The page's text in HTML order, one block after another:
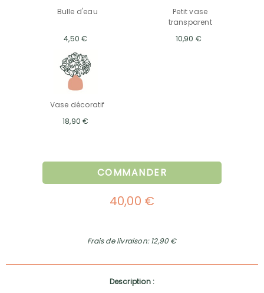
Bulle d'eau
4,50 €
Petit vase
transparent
10,90 €
Vase décoratif
18,90 €
COMMANDER
40,00 €
Frais de livraison: 12,90 €
Description :